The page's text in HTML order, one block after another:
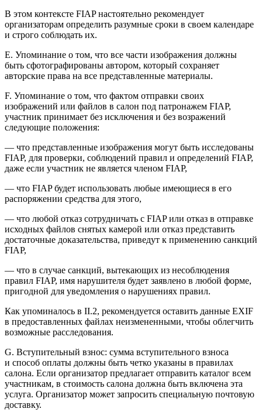
В этом контексте FIAP настоятельно рекомендует
организаторам определить разумные сроки в своем календаре
и строго соблюдать их.
E. Упоминание о том, что все части изображения должны
быть сфотографированы автором, который сохраняет
авторские права на все представленные материалы.
F. Упоминание о том, что фактом отправки своих
изображений или файлов в салон под патронажем FIAP,
участник принимает без исключения и без возражений
следующие положения:
— что представленные изображения могут быть исследованы
FIAP, для проверки, соблюдений правил и определений FIAP,
даже если участник не является членом FIAP,
— что FIAP будет использовать любые имеющиеся в его
распоряжении средства для этого,
— что любой отказ сотрудничать с FIAP или отказ в отправке
исходных файлов снятых камерой или отказ представить
достаточные доказательства, приведут к применению санкций
FIAP,
— что в случае санкций, вытекающих из несоблюдения
правил FIAP, имя нарушителя будет заявлено в любой форме,
пригодной для уведомления о нарушениях правил.
Как упоминалось в II.2, рекомендуется оставить данные EXIF
в предоставленных файлах неизмененными, чтобы облегчить
возможные расследования.
G. Вступительный взнос: сумма вступительного взноса
и способ оплаты должны быть четко указаны в правилах
салона. Если организатор предлагает отправить каталог всем
участникам, в стоимость салона должна быть включена эта
услуга. Организатор может запросить специальную почтовую
доставку.